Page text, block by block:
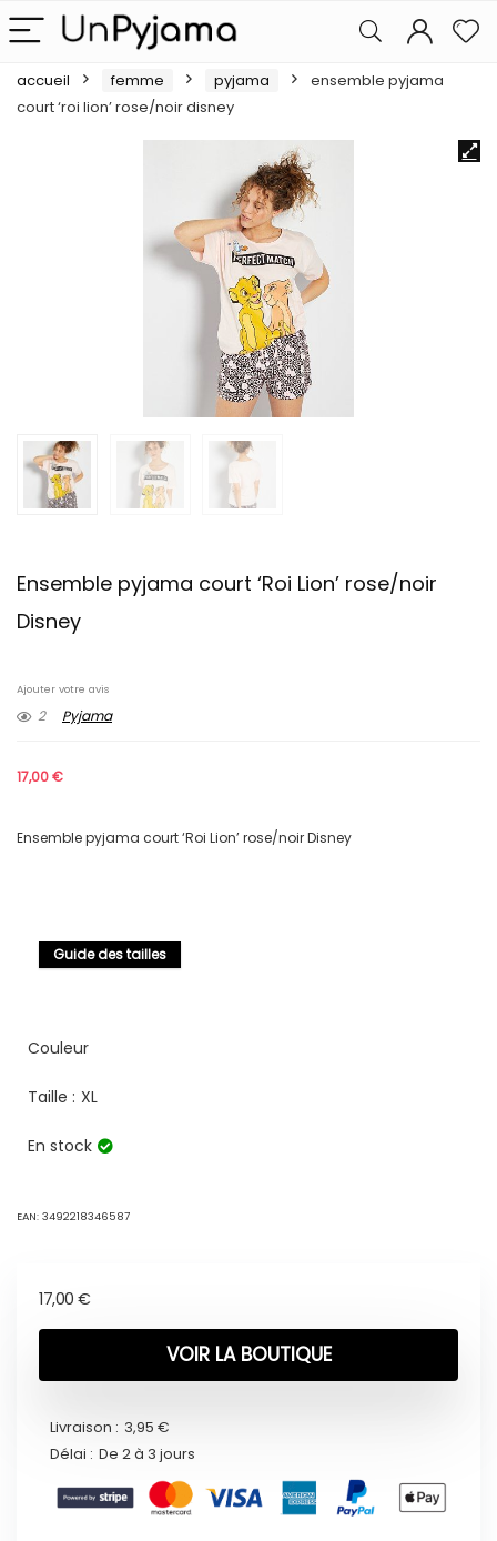
accueil femme pyjama
ensemble pyjama
court ‘roi lion’ rose/noir disney
Ensemble pyjama court ‘Roi Lion’ rose/noir
Disney
Ajouter votre avis
2 Pyjama
17,00€
Ensemble pyjama court ‘Roi Lion’ rose/noir Disney
Guide des tailles
Couleur
Taille : XL
En stock
EAN: 3492218346587
17,00 €
VOIR LA BOUTIQUE
Livraison : 3,95 €
Délai : De 2 à 3 jours